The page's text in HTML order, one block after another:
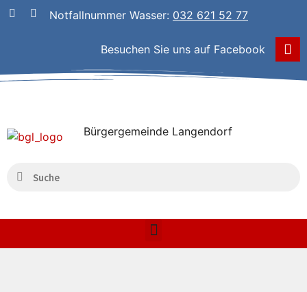
Notfallnummer Wasser: 032 621 52 77
Besuchen Sie uns auf Facebook
Bürgergemeinde Langendorf